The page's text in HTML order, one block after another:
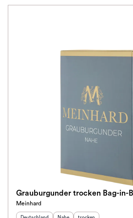
Grauburgunder trocken Bag-in-
Meinhard
Herkunftsland Herkunftsregion:
Geschmack